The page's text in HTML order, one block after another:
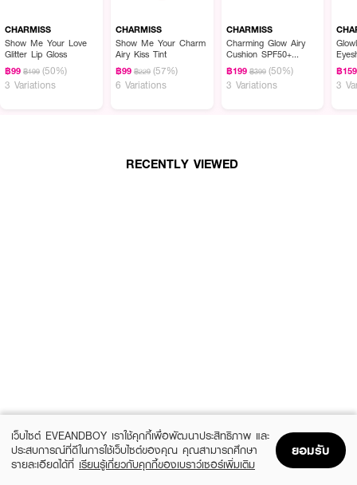
CHARMISS
Show Me Your Love
Glitter Lip Gloss
฿99 ฿199 (50%)
3 Variations
CHARMISS
Show Me Your Charm
Airy Kiss Tint
฿99 ฿229 (57%)
6 Variations
CHARMISS
Charming Glow Airy
Cushion SPF50+
PA++++
฿199 ฿399 (50%)
3 Variations
฿159
3
RECENTLY VIEWED
เว็บไซต์ EVEANDBOY เราใช้คุกกี้เพื่อพัฒนาประสิทธิภาพ และ
ประสบการณ์ที่ดีในการใช้เว็บไซต์ของคุณ คุณสามารถศึกษา
รายละเอียดได้ที่ เรียนรู้เกี่ยวกับคุกกี้ของเบราว์เซอร์เพิ่มเติม
ยอมรับ